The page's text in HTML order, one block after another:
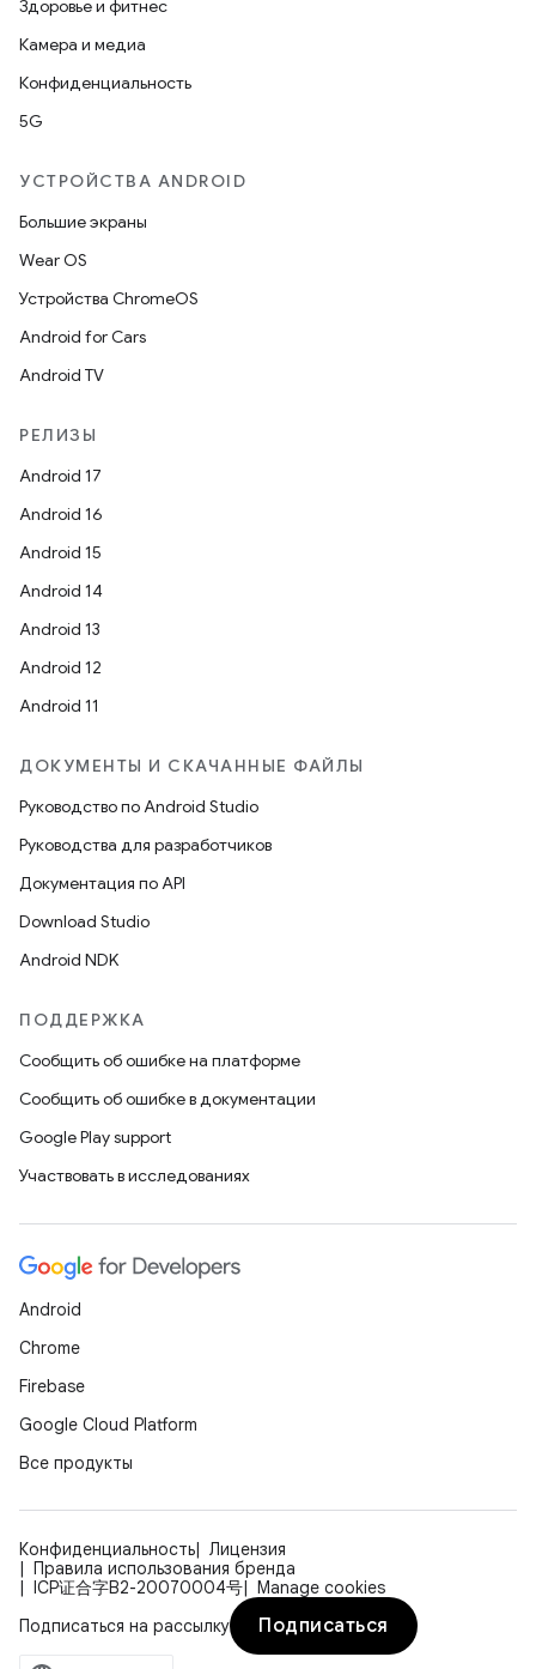
Здоровье и фитнес
Камера и медиа
Конфиденциальность
5G
УСТРОЙСТВА ANDROID
Большие экраны
Wear OS
Устройства ChromeOS
Android for Cars
Android TV
РЕЛИЗЫ
Android 17
Android 16
Android 15
Android 14
Android 13
Android 12
Android 11
ДОКУМЕНТЫ И СКАЧАННЫЕ ФАЙЛЫ
Руководство по Android Studio
Руководства для разработчиков
Документация по API
Download Studio
Android NDK
ПОДДЕРЖКА
Сообщить об ошибке на платформе
Сообщить об ошибке в документации
Google Play support
Участвовать в исследованиях
Android
Chrome
Firebase
Google Cloud Platform
Все продукты
Конфиденциальность
Лицензия
Правила использования бренда
ICP证合字B2-20070004号
Manage cookies
Подписаться на рассылку
Подписаться